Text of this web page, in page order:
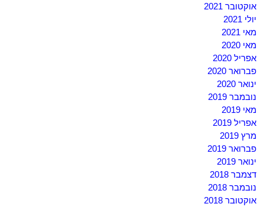
אוקטובר 2021
יולי 2021
מאי 2021
מאי 2020
אפריל 2020
פברואר 2020
ינואר 2020
נובמבר 2019
מאי 2019
אפריל 2019
מרץ 2019
פברואר 2019
ינואר 2019
דצמבר 2018
נובמבר 2018
אוקטובר 2018